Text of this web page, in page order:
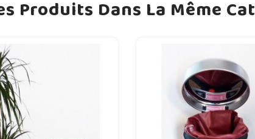
Produits Dans La Même